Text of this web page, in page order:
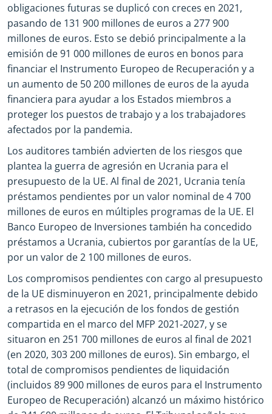
obligaciones futuras se duplicó con creces en 2021,
pasando de 131 900 millones de euros a 277 900
millones de euros. Esto se debió principalmente a la
emisión de 91 000 millones de euros en bonos para
financiar el Instrumento Europeo de Recuperación y a
un aumento de 50 200 millones de euros de la ayuda
financiera para ayudar a los Estados miembros a
proteger los puestos de trabajo y a los trabajadores
afectados por la pandemia.
Los auditores también advierten de los riesgos que
plantea la guerra de agresión en Ucrania para el
presupuesto de la UE. Al final de 2021, Ucrania tenía
préstamos pendientes por un valor nominal de 4 700
millones de euros en múltiples programas de la UE. El
Banco Europeo de Inversiones también ha concedido
préstamos a Ucrania, cubiertos por garantías de la UE,
por un valor de 2 100 millones de euros.
Los compromisos pendientes con cargo al presupuesto
de la UE disminuyeron en 2021, principalmente debido
a retrasos en la ejecución de los fondos de gestión
compartida en el marco del MFP 2021‑2027, y se
situaron en 251 700 millones de euros al final de 2021
(en 2020, 303 200 millones de euros). Sin embargo, el
total de compromisos pendientes de liquidación
(incluidos 89 900 millones de euros para el Instrumento
Europeo de Recuperación) alcanzó un máximo histórico